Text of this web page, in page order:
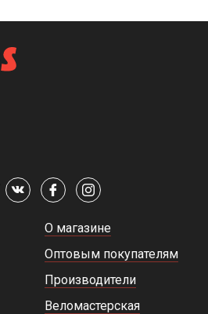
О магазине
Оптовым покупателям
Производители
Веломастерская